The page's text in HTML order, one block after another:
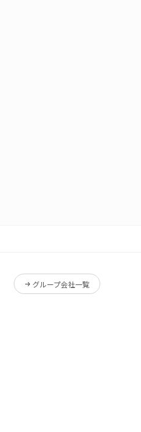
グループ会社一覧